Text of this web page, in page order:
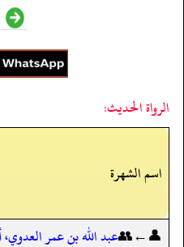
الرواة الحديث:
اسم الشهرة
👤←👥عبد الله بن عمر العدوي،